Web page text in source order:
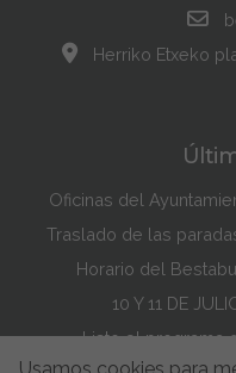
Herriko Etxeko
Oficinas del
Traslado de las
Horario del
10 Y 11 DE
Listo el programa